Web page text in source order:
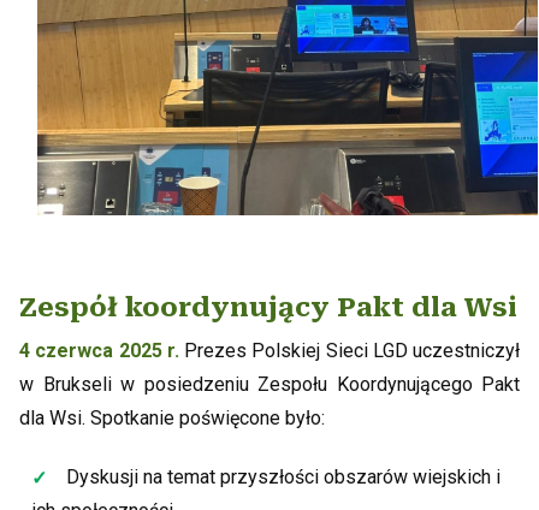
Zespół koordynujący Pakt dla Wsi
4 czerwca 2025 r.Prezes Polskiej Sieci LGD uczestniczył
w Brukseli w posiedzeniu Zespołu Koordynującego Pakt
dla Wsi. Spotkanie poświęcone było:
Dyskusji na temat przyszłości obszarów wiejskich i